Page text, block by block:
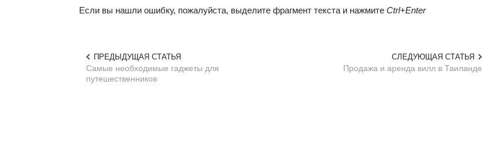
Если вы нашли ошибку, пожалуйста, выделите фрагмент текста и нажмите Ctrl+Enter
ПРЕДЫДУЩАЯ СТАТЬЯ
Самые необходимые гаджеты для
путешественников
СЛЕДУЮЩАЯ СТАТЬЯ
Продажа и аренда вилл в Таиланде